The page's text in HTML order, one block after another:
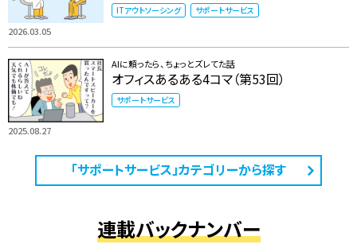
2026.03.05
ITアウトソーシング サポートサービス
2025.08.27
AIに頼ったら、ちょっとズレてた話
オフィスあるある4コマ（第53回）
サポートサービス
「サポートサービス」カテゴリーから探す
連載バックナンバー